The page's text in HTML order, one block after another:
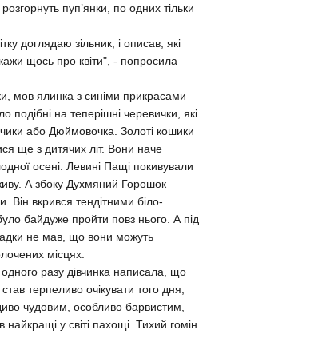
пуп’янки, по одних тільки
доглядаю зільник, і описав, які
щось про квіти", - попросила
мов ялинка з синіми прикрасами
подібні на теперішні черевички, які
або Дюймовочка. Золоті кошики
ще з дитячих літ. Вони наче
осені. Левині Пащі покивували
А збоку Духмяний Горошок
Він вкрився тендітними біло-
байдуже пройти повз нього. А під
не мав, що вони можуть
місцях.
одного разу дівчинка написала, що
терпеливо очікувати того дня,
чудовим, особливо барвистим,
найкращі у світі пахощі. Тихий гомін